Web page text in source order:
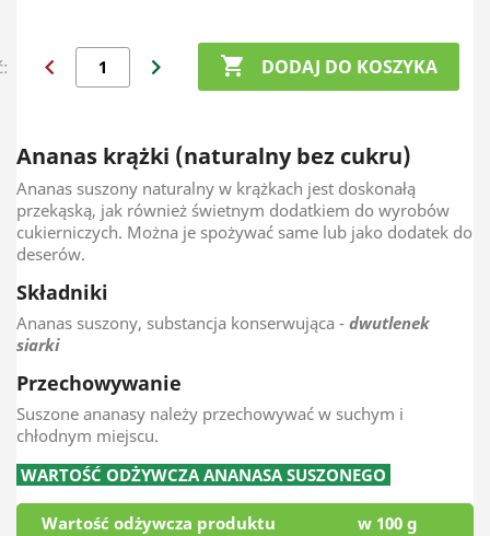
chevron_left chevron_right  DODAJ DO KOSZYKA
Ananas krążki (naturalny bez cukru)
Ananas suszony naturalny w krążkach jest doskonałą
przekąską, jak również świetnym dodatkiem do wyrobów
cukierniczych. Można je spożywać same lub jako dodatek do
deserów.
Składniki
Ananas suszony, substancja konserwująca - dwutlenek
siarki
Przechowywanie
Suszone ananasy należy przechowywać w suchym i
chłodnym miejscu.
WARTOŚĆ ODŻYWCZA ANANASA SUSZONEGO
Wartość odżywcza produktu
w 100 g